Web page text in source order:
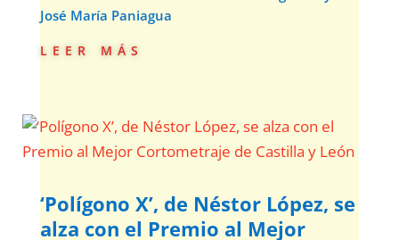
José María Paniagua
leer más
‘Polígono X’, de Néstor López, se
alza con el Premio al Mejor